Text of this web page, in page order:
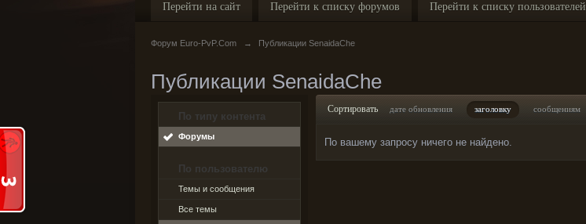
Перейти на сайт Перейти к списку форумов Перейти к списку пользователей
Форум Euro-PvP.Com → Публикации SenaidaChe
Публикации SenaidaChe
По типу контента
Форумы
По пользователю
Темы и сообщения
Все темы
Сортировать дате обновления заголовку сообщениям
По вашему запросу ничего не найдено.